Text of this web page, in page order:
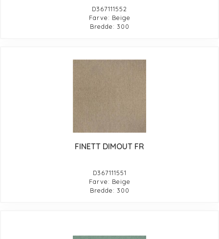
D367111552
Farve: Beige
Bredde: 300
FINETT DIMOUT FR
D367111551
Farve: Beige
Bredde: 300